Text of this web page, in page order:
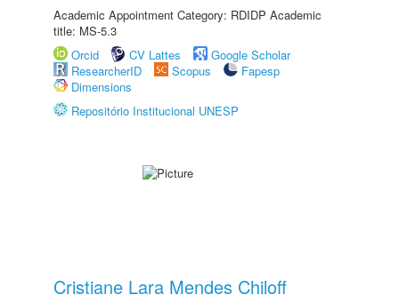
Academic Appointment Category: RDIDP Academic
title: MS-5.3
Orcid
CV Lattes
Google Scholar
ResearcherID
Scopus
Fapesp
Dimensions
Repositório Institucional UNESP
Cristiane Lara Mendes Chiloff